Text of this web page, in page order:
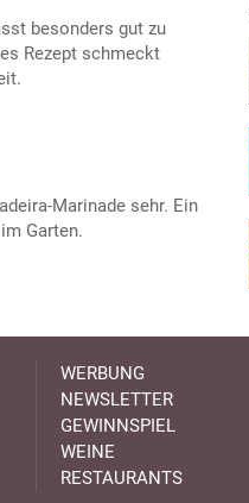
besonders gut zu
Rezept schmeckt
Marinade sehr. Ein
Garten.
WERBUNG
NEWSLETTER
GEWINNSPIEL
WEINE
RESTAURANTS